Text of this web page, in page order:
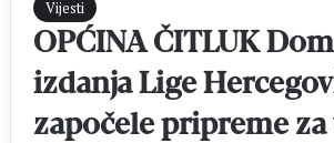
Vijesti
OPĆINA ČITLUK
izdanja Lige
započele pripreme